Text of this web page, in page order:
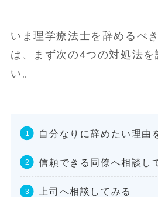
いま理学療法士を辞めるべ
は、まず次の4つの対処法を
い。
自分なりに辞めたい理由
信頼できる同僚へ相談し
上司へ相談してみる